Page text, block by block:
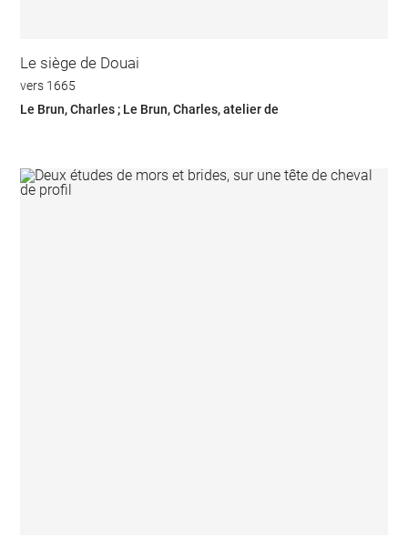
Le siège de Douai
vers 1665
Le Brun, Charles ; Le Brun, Charles, atelier de